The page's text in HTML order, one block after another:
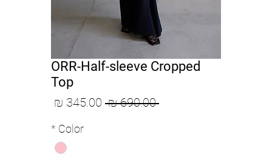
ORR-Half-sleeve Cropped
Top
‏690.00 ‏₪
מחיר
Color
*